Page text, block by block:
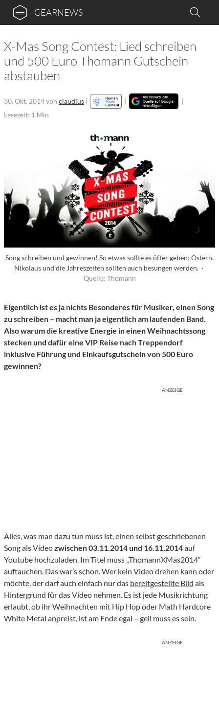
GEARNEWS
X-Mas Song Contest: Lied schreiben
und 500 Euro Thomann Gutschein
abstauben
30. Okt. 2014von claudius | |
|
Lesezeit: 1 Min
Song schreiben und gewinnen! So etwas sollte es öfter geben: Ostern,
Nikolaus und die Jahreszeiten sollten auch besungen werden. ·
Quelle: Thomann
Eigentlich ist es ja nichts Besonderes für Musiker, einen Song
zu schreiben – macht man ja eigentlich am laufenden Band.
Also warum die kreative Energie in einen Weihnachtssong
stecken und dafür eine VIP Reise nach Treppendorf
inklusive Führung und Einkaufsgutschein von 500 Euro
gewinnen?
ANZEIGE
Alles, was man dazu tun muss ist, einen selbst geschriebenen
Song als Videozwischen 03.11.2014 und 16.11.2014auf
Youtube hochzuladen. Im Titel muss „ThomannXMas2014“
auftauchen. Das war’s schon. Wer kein Video drehen kann oder
möchte, der darf auch einfach nur das bereitgestellte Bild als
Hintergrund für das Video nehmen. Es ist jede Musikrichtung
erlaubt, ob ihr Weihnachten mit Hip Hop oder Math Hardcore
White Metal anpreist, ist am Ende egal – geil muss es sein.
ANZEIGE